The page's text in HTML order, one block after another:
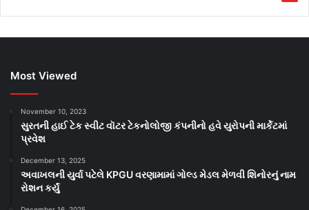
Most Viewed
November 10, 2023
સુરતની હાઈ ટેક સ્વીટ વૉટર ટેકનોલોજી કંપનીનો હવે યુરોપની માર્કેટમાં
પ્રવેશ
December 13, 2025
અવાખલની યુર્વા પટેલે KPGU વરણામામાં ગોલ્ડ મેડલ મેળવી શિનોરનું નામ
રોશન કર્યું